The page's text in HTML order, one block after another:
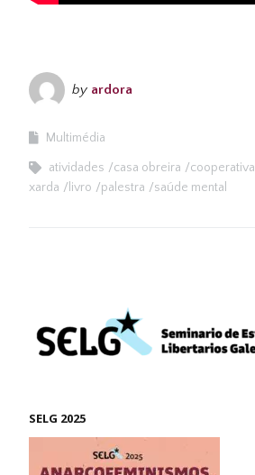
by ardora
Multimédia
atividades casa obreira
cooperativa
xarda
livro palestra saúde mental
SELG 2025